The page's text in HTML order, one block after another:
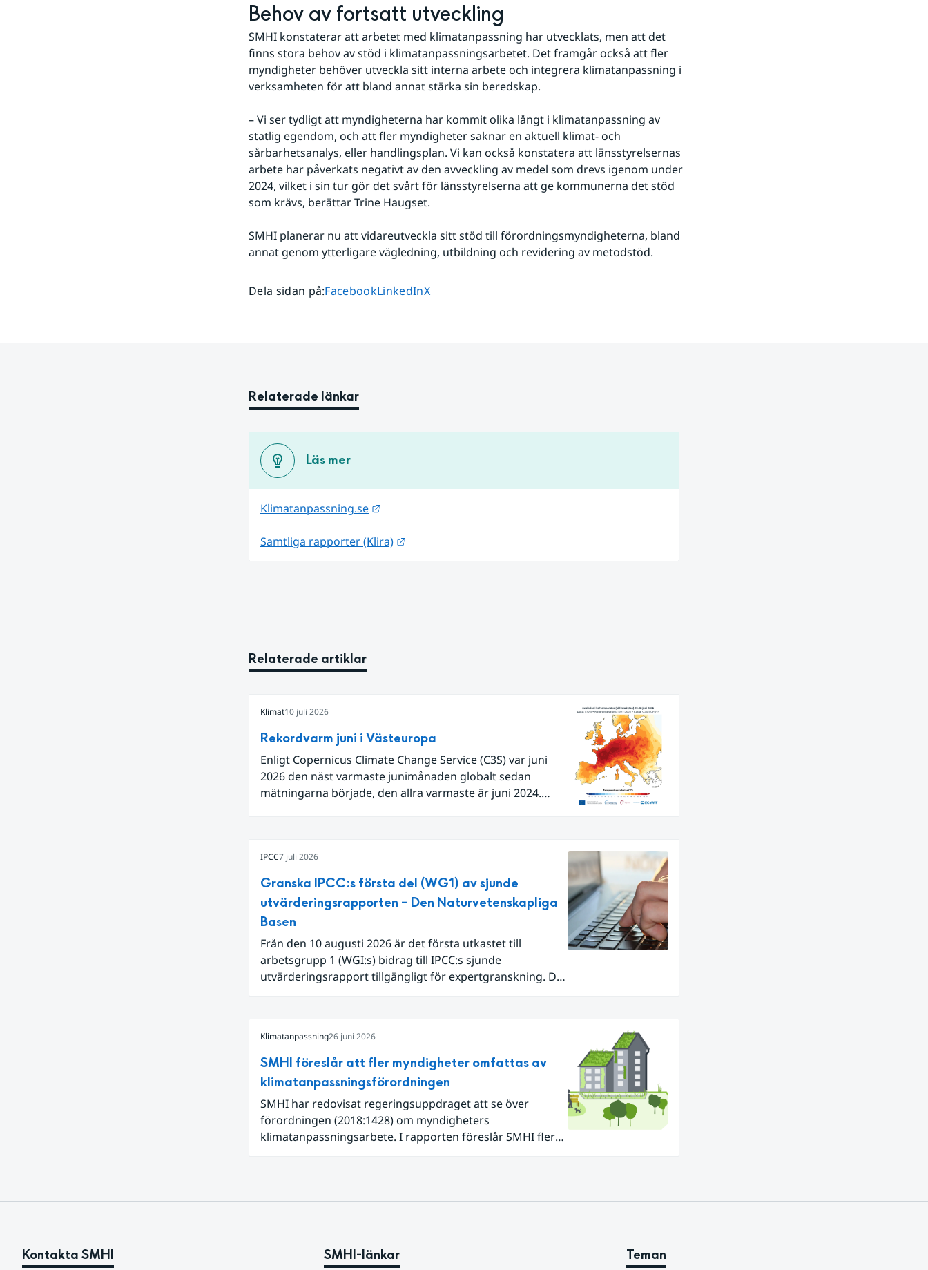
Behov av fortsatt utveckling
SMHI konstaterar att arbetet med klimatanpassning har utvecklats, men att det
finns stora behov av stöd i klimatanpassningsarbetet. Det framgår också att fler
myndigheter behöver utveckla sitt interna arbete och integrera klimatanpassning i
verksamheten för att bland annat stärka sin beredskap.
– Vi ser tydligt att myndigheterna har kommit olika långt i klimatanpassning av
statlig egendom, och att fler myndigheter saknar en aktuell klimat- och
sårbarhetsanalys, eller handlingsplan. Vi kan också konstatera att länsstyrelsernas
arbete har påverkats negativt av den avveckling av medel som drevs igenom under
2024, vilket i sin tur gör det svårt för länsstyrelserna att ge kommunerna det stöd
som krävs, berättar Trine Haugset.
SMHI planerar nu att vidareutveckla sitt stöd till förordningsmyndigheterna, bland
annat genom ytterligare vägledning, utbildning och revidering av metodstöd.
Dela sidan på:Dela sidan på
FacebookDela sidan på
LinkedInDela sidan på
X
Relaterade länkar
Läs mer
Klimatanpassning.se Länk till annan webbplats.
Samtliga rapporter (Klira) Länk till annan webbplats.
Relaterade artiklar
Klimat10 juli 2026
Rekordvarm juni i Västeuropa
Enligt Copernicus Climate Change Service (C3S) var juni
2026 den näst varmaste junimånaden globalt sedan
mätningarna började, den allra varmaste är juni 2024.
hetta i slutet av månaden. Världshavens
ytvattentemperaturer var den högsta som uppmätts för
en juni månad, vilket ligger i fas med en framväxande El
Niño i Stilla havet.
IPCC7 juli 2026
Granska IPCC:s första del (WG1) av sjunde
utvärderingsrapporten – Den Naturvetenskapliga
Basen
Från den 10 augusti 2026 är det första utkastet till
arbetsgrupp 1 (WGI:s) bidrag till IPCC:s sjunde
utvärderingsrapport tillgängligt för expertgranskning. Du
Klimatanpassning26 juni 2026
SMHI föreslår att fler myndigheter omfattas av
klimatanpassningsförordningen
SMHI har redovisat regeringsuppdraget att se över
förordningen (2018:1428) om myndigheters
klimatanpassningsarbete. I rapporten föreslår SMHI flera
Kontakta SMHI SMHI-länkar Teman